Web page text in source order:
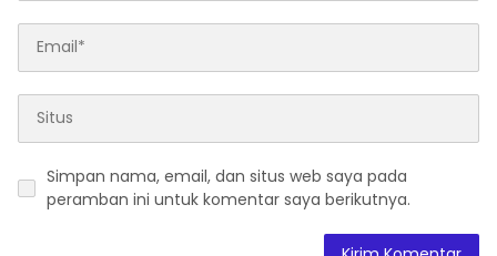
Simpan nama, email, dan situs web saya pada
peramban ini untuk komentar saya berikutnya.